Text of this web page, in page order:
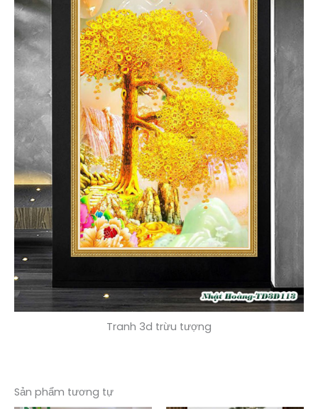
Tranh 3d trừu tượng
Sản phẩm tương tự